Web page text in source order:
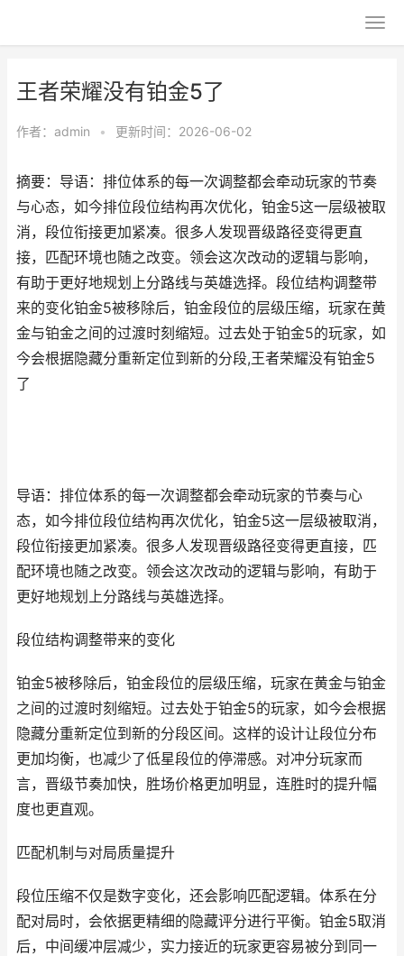
王者荣耀没有铂金5了
作者： admin • 更新时间：2026-06-02
摘要：导语：排位体系的每一次调整都会牵动玩家的节奏
与心态，如今排位段位结构再次优化，铂金5这一层级被取
消，段位衔接更加紧凑。很多人发现晋级路径变得更直
接，匹配环境也随之改变。领会这次改动的逻辑与影响，
有助于更好地规划上分路线与英雄选择。段位结构调整带
来的变化铂金5被移除后，铂金段位的层级压缩，玩家在黄
金与铂金之间的过渡时刻缩短。过去处于铂金5的玩家，如
今会根据隐藏分重新定位到新的分段,王者荣耀没有铂金5
了
导语：排位体系的每一次调整都会牵动玩家的节奏与心
态，如今排位段位结构再次优化，铂金5这一层级被取消，
段位衔接更加紧凑。很多人发现晋级路径变得更直接，匹
配环境也随之改变。领会这次改动的逻辑与影响，有助于
更好地规划上分路线与英雄选择。
段位结构调整带来的变化
铂金5被移除后，铂金段位的层级压缩，玩家在黄金与铂金
之间的过渡时刻缩短。过去处于铂金5的玩家，如今会根据
隐藏分重新定位到新的分段区间。这样的设计让段位分布
更加均衡，也减少了低星段位的停滞感。对冲分玩家而
言，晋级节奏加快，胜场价格更加明显，连胜时的提升幅
度也更直观。
匹配机制与对局质量提升
段位压缩不仅是数字变化，还会影响匹配逻辑。体系在分
配对局时，会依据更精细的隐藏评分进行平衡。铂金5取消
后，中间缓冲层减少，实力接近的玩家更容易被分到同一